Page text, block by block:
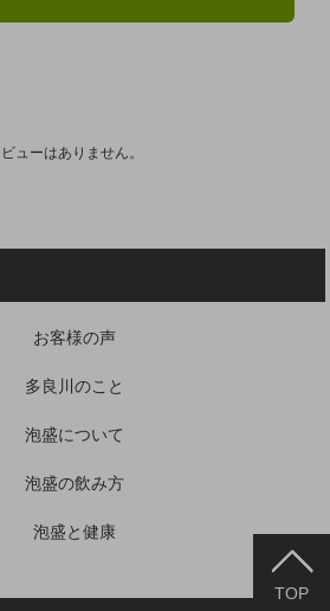
ビューはありません。
TOP